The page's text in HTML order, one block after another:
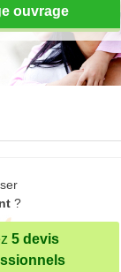
ouvrage
?
5 devis